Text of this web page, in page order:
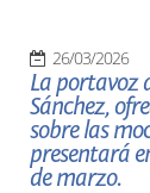
26/03/2026
La portavoz
Sánchez,
sobre las
presentará
de marzo.